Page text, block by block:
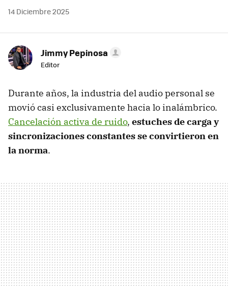
14 Diciembre 2025
Jimmy Pepinosa
Editor
Durante años, la industria del audio personal se
movió casi exclusivamente hacia lo inalámbrico.
Cancelación activa de ruido, estuches de carga y
sincronizaciones constantes se convirtieron en
la norma.